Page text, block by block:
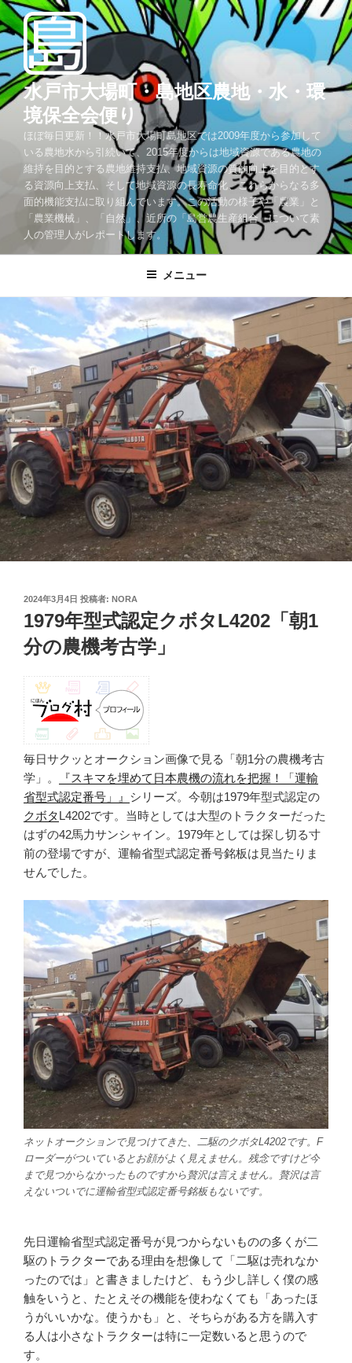
コ
ン
テ
ン
ツ
へ
水戸市大場町・島地区農地・水・環
境保全会便り
ほぼ毎日更新！！水戸市大場町島地区では2009年度から参加して
いる農地水から引続いて、2015年度からは地域資源である農地の
維持を目的とする農地維持支払、地域資源の質的向上を目的とす
る資源向上支払、そして地域資源の長寿命化、これらからなる多
面的機能支払に取り組んでいます。この活動の様子や「農業」と
「農業機械」、「自然」、近所の「島営農生産組合」について素
人の管理人がレポートします。
メニュー
投
稿
日:
2024年3月4日 投稿者: NORA
1979年型式認定クボタL4202「朝1
分の農機考古学」
毎日サクッとオークション画像で見る「朝1分の農機考古
学」。
『スキマを埋めて日本農機の流れを把握！「運輸
省型式認定番号」』 シリーズ。今朝は1979年型式認定の
クボタL4202です。当時としては大型のトラクターだった
はずの42馬力サンシャイン。1979年としては探し切る寸
前の登場ですが、運輸省型式認定番号銘板は見当たりま
せんでした。
ネットオークションで見つけてきた、二駆のクボタL4202です。F
ローダーがついているとお顔がよく見えません。残念ですけど今
まで見つからなかったものですから贅沢は言えません。贅沢は言
えないついでに運輸省型式認定番号銘板もないです。
先日運輸省型式認定番号が見つからないものの多くが二
駆のトラクターである理由を想像して「二駆は売れなか
ったのでは」と書きましたけど、もう少し詳しく僕の感
触をいうと、たとえその機能を使わなくても「あったほ
うがいいかな。使うかも」と、そちらがある方を購入す
る人は小さなトラクターは特に一定数いると思うので
す。